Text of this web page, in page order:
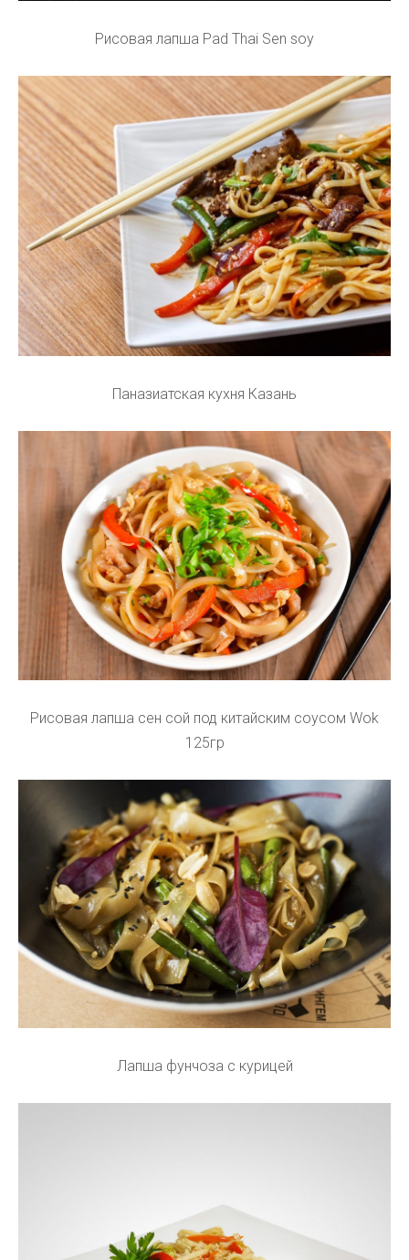
Рисовая лапша Pad Thai Sen soy
Паназиатская кухня Казань
Рисовая лапша сен сой под китайским соусом Wok
125гр
Лапша фунчоза с курицей